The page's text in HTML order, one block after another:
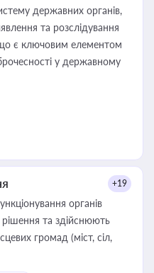
державних органів,
та розслідування
є ключовим елементом
у державному
+19
органів
рішення та здійснюють
громад (міст, сіл,